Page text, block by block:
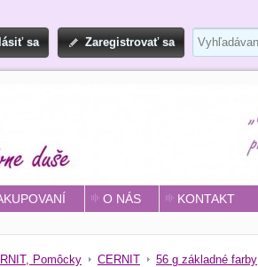
sa Zaregistrovať sa
O NÁS KONTAKT
Pomôcky CERNIT 56 g základné farby